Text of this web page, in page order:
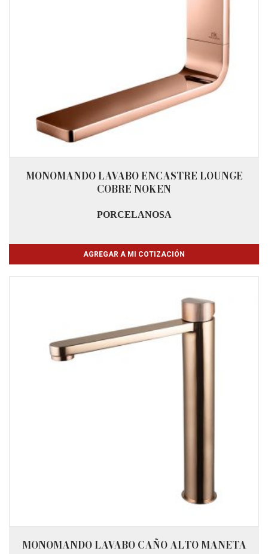
MONOMANDO LAVABO ENCASTRE LOUNGE
COBRE NOKEN
PORCELANOSA
AGREGAR A MI COTIZACIÓN
MONOMANDO LAVABO CAÑO ALTO MANETA